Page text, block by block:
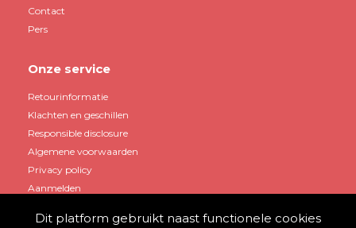
Contact
Pers
Onze service
Retourinformatie
Klachten en geschillen
Responsible disclosure
Algemene voorwaarden
Privacy policy
Aanmelden
Dit platform gebruikt naast functionele cookies